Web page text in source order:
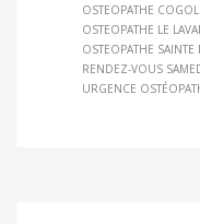
OSTEOPATHE
OSTEOPATHE LE
OSTEOPATHE SAINTE
RENDEZ-VOUS
URGENCE